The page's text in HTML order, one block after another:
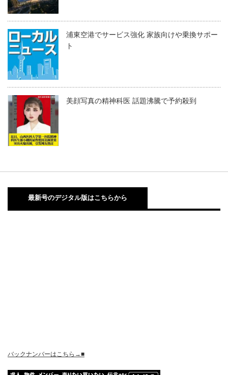
浦東空港でサービス強化 家族向けや乗換サポー
ト
美顔写真の精神科医 話題沸騰で予約殺到
最新号のデジタル版はこちらから
バックナンバーはこちら→■